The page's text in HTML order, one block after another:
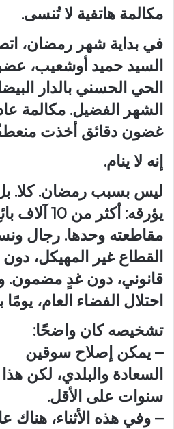
مكالمة هاتفية لا تُنسى.
في بداية شهر رمضان،
السيد حميد أوشعيب،
الحي الحسني بالدار
الشهر الفضيل. مكالمة
غضون دقائق أخذت
إنه لا ينام.
ليس بسبب رمضان. كلا.
يؤرقه: أكثر
مقاطعته وحدها. رجال
القطاع غير المهيكل،
قانوني، دون غدٍ مضمون.
احتلال الفضاء العام، يومًا
تشخيصه كان واضحًا:
– يمكن إصلاح سوقين
سنوات على الأقل.
– وفي هذه الأثناء، هناك